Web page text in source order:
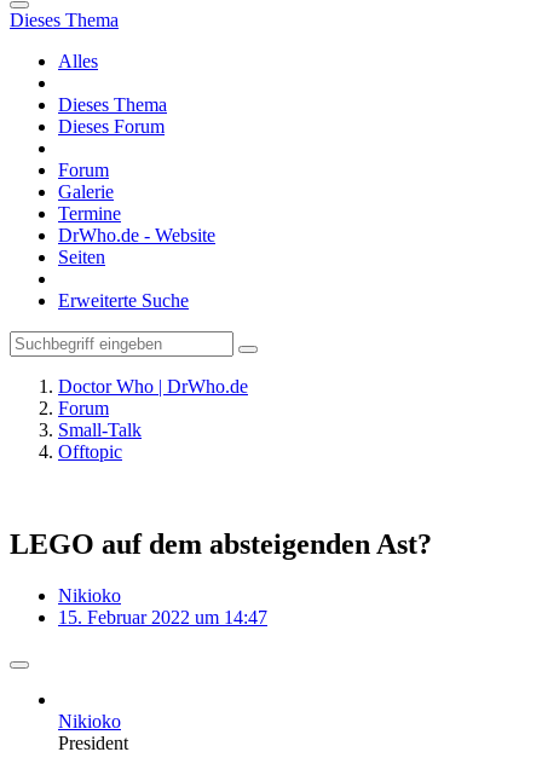
Dieses Thema
Alles
Dieses Thema
Dieses Forum
Forum
Galerie
Termine
DrWho.de - Website
Seiten
Erweiterte Suche
Doctor Who | DrWho.de
Forum
Small-Talk
Offtopic
LEGO auf dem absteigenden Ast?
Nikioko
15. Februar 2022 um 14:47
Nikioko
President